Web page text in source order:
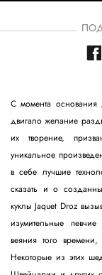
С момента
двигало желание
их творение,
уникальное
в себе лучшие
сказать и о
куклы Jaquet Droz
изумительные
веяния того
Некоторые из этих